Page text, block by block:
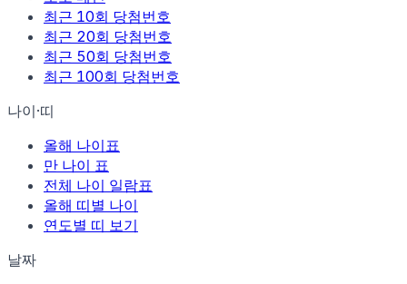
최근 10회 당첨번호
최근 20회 당첨번호
최근 50회 당첨번호
최근 100회 당첨번호
나이·띠
올해 나이표
만 나이 표
전체 나이 일람표
올해 띠별 나이
연도별 띠 보기
날짜